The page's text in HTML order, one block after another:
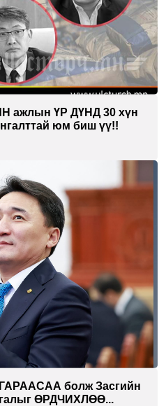
ажлын ҮР ДҮНД 30 хүн
юм биш үү!!
болж Засгийн
ӨРДЧИХЛӨӨ...